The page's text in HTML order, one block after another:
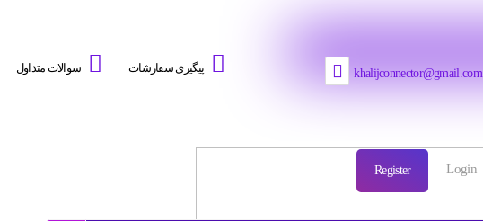
khalijconnector@gmail.com پیگیری سفارشات سوالات متداول
Login
Register